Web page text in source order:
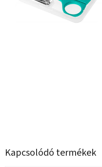
Kapcsolódó termékek